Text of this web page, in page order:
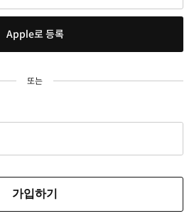
Apple로 등록
또는
가입하기